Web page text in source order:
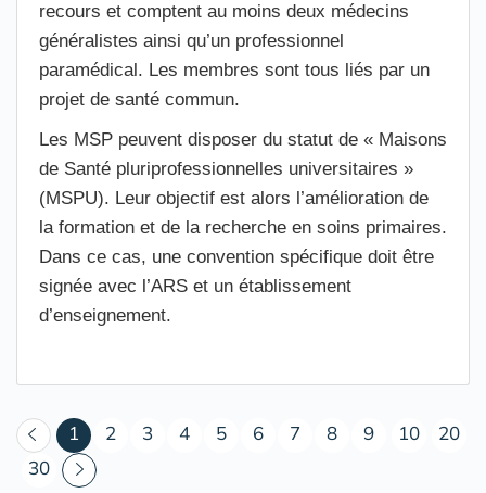
recours et comptent au moins deux médecins
généralistes ainsi qu’un professionnel
paramédical. Les membres sont tous liés par un
projet de santé commun.
Les MSP peuvent disposer du statut de « Maisons
de Santé pluriprofessionnelles universitaires »
(MSPU). Leur objectif est alors l’amélioration de
la formation et de la recherche en soins primaires.
Dans ce cas, une convention spécifique doit être
signée avec l’ARS et un établissement
d’enseignement.
1 (courant)
2 3 4 5 6 7 8 9 10
20
30